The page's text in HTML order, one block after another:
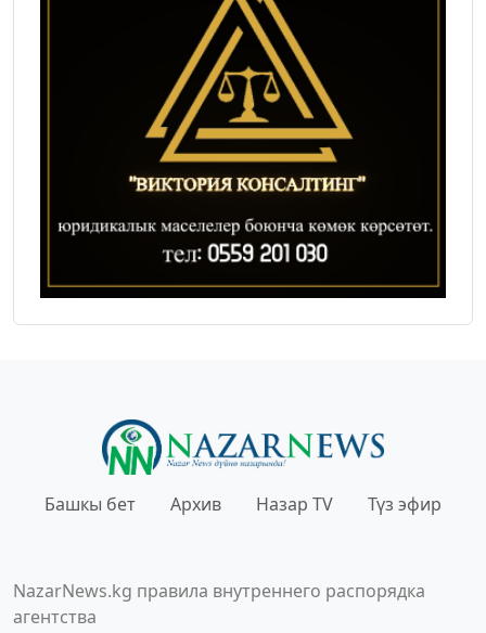
Башкы бет Архив Назар TV Түз эфир
NazarNews.kg правила внутреннего распорядка
агентства